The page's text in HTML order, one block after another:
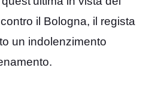
il Bologna, il regista
un indolenzimento